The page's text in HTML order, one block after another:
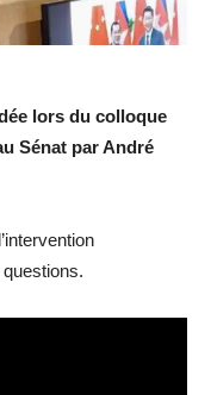
lors du colloque
Sénat par André